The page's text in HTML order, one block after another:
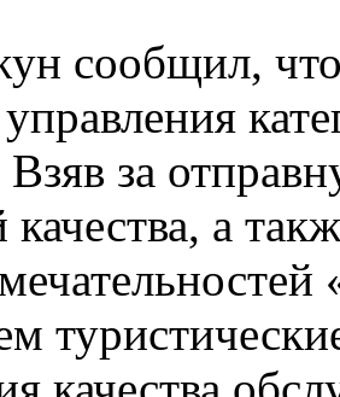
сообщил,
Взяв за
качества, а